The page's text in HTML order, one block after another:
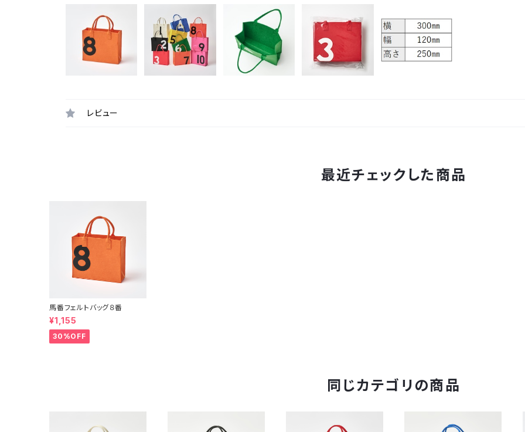
レビュー
最近チェックした商品
馬番フェルトバッグ８番
¥1,155
30%OFF
同じカテゴリの商品